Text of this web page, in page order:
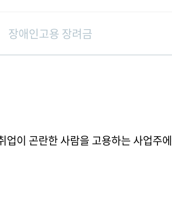
장애인고용 장려금
이 곤란한 사람을 고용하는 사업주